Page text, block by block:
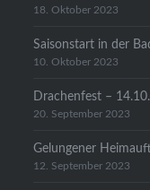
18. Oktober 2023
Saisonstart in der
10. Oktober 2023
Drachenfest –
20. September 2023
Gelungener
12. September 2023